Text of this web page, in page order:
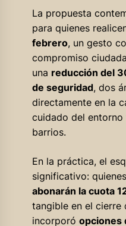
La propuesta
para quienes
febrero, un gesto
compromiso
una reducción del
de seguridad, dos
directamente en la
cuidado del
barrios.
En la práctica, el
significativo:
abonarán la cuota
tangible en el cierre
incorporó opciones